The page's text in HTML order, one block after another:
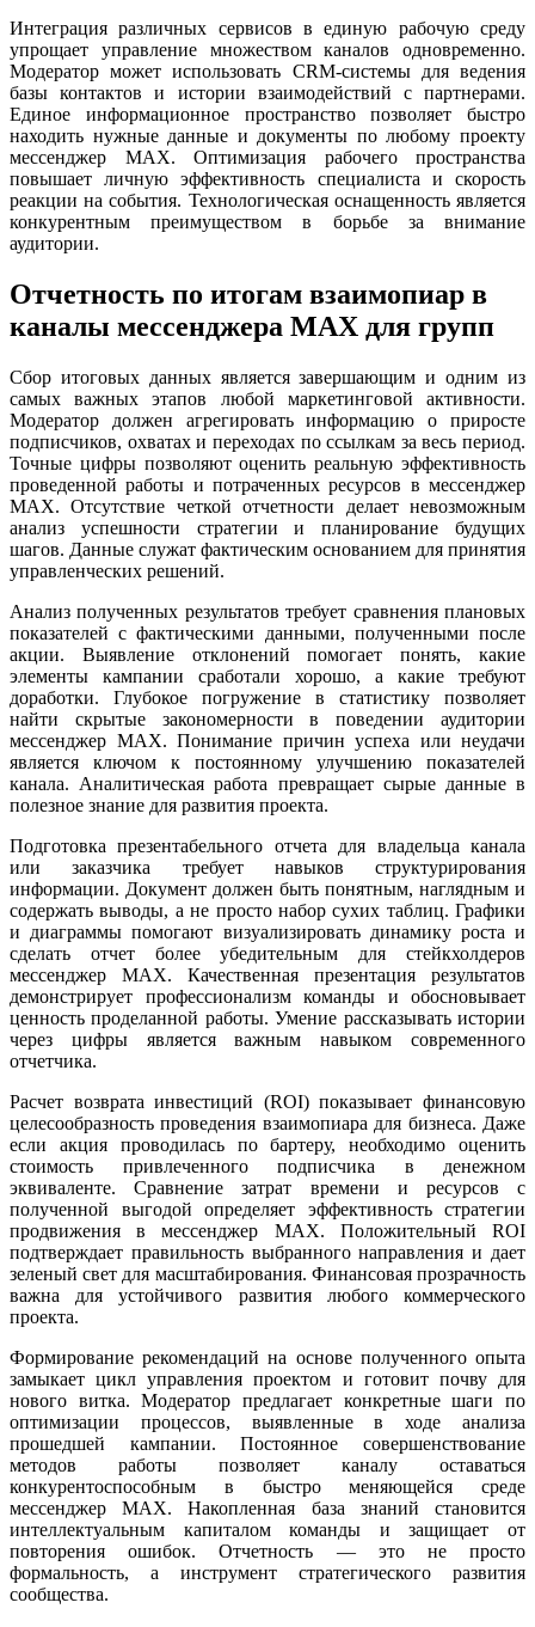
Интеграция различных сервисов в единую рабочую среду
упрощает управление множеством каналов одновременно.
Модератор может использовать CRM-системы для ведения
базы контактов и истории взаимодействий с партнерами.
Единое информационное пространство позволяет быстро
находить нужные данные и документы по любому проекту
мессенджер MAX. Оптимизация рабочего пространства
повышает личную эффективность специалиста и скорость
реакции на события. Технологическая оснащенность является
конкурентным преимуществом в борьбе за внимание
аудитории.
Отчетность по итогам взаимопиар в
каналы мессенджера MAX для групп
Сбор итоговых данных является завершающим и одним из
самых важных этапов любой маркетинговой активности.
Модератор должен агрегировать информацию о приросте
подписчиков, охватах и переходах по ссылкам за весь период.
Точные цифры позволяют оценить реальную эффективность
проведенной работы и потраченных ресурсов в мессенджер
MAX. Отсутствие четкой отчетности делает невозможным
анализ успешности стратегии и планирование будущих
шагов. Данные служат фактическим основанием для принятия
управленческих решений.
Анализ полученных результатов требует сравнения плановых
показателей с фактическими данными, полученными после
акции. Выявление отклонений помогает понять, какие
элементы кампании сработали хорошо, а какие требуют
доработки. Глубокое погружение в статистику позволяет
найти скрытые закономерности в поведении аудитории
мессенджер MAX. Понимание причин успеха или неудачи
является ключом к постоянному улучшению показателей
канала. Аналитическая работа превращает сырые данные в
полезное знание для развития проекта.
Подготовка презентабельного отчета для владельца канала
или заказчика требует навыков структурирования
информации. Документ должен быть понятным, наглядным и
содержать выводы, а не просто набор сухих таблиц. Графики
и диаграммы помогают визуализировать динамику роста и
сделать отчет более убедительным для стейкхолдеров
мессенджер MAX. Качественная презентация результатов
демонстрирует профессионализм команды и обосновывает
ценность проделанной работы. Умение рассказывать истории
через цифры является важным навыком современного
отчетчика.
Расчет возврата инвестиций (ROI) показывает финансовую
целесообразность проведения взаимопиара для бизнеса. Даже
если акция проводилась по бартеру, необходимо оценить
стоимость привлеченного подписчика в денежном
эквиваленте. Сравнение затрат времени и ресурсов с
полученной выгодой определяет эффективность стратегии
продвижения в мессенджер MAX. Положительный ROI
подтверждает правильность выбранного направления и дает
зеленый свет для масштабирования. Финансовая прозрачность
важна для устойчивого развития любого коммерческого
проекта.
Формирование рекомендаций на основе полученного опыта
замыкает цикл управления проектом и готовит почву для
нового витка. Модератор предлагает конкретные шаги по
оптимизации процессов, выявленные в ходе анализа
прошедшей кампании. Постоянное совершенствование
методов работы позволяет каналу оставаться
конкурентоспособным в быстро меняющейся среде
мессенджер MAX. Накопленная база знаний становится
интеллектуальным капиталом команды и защищает от
повторения ошибок. Отчетность — это не просто
формальность, а инструмент стратегического развития
сообщества.